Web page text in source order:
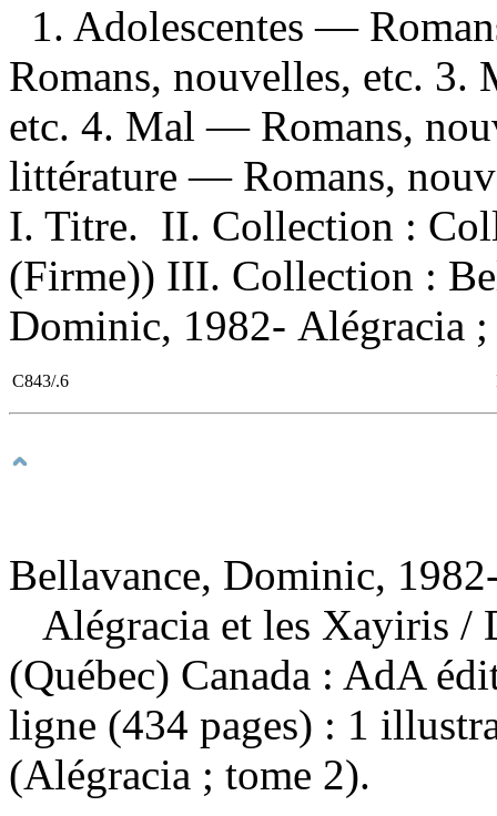
1. Adolescentes —
Romans, nouvelles, etc.
etc. 4. Mal — Romans,
littérature — Romans,
I. Titre. II. Collection :
(Firme)) III. Collection :
Dominic, 1982- Alégracia
C843/.6
Bellavance, Dominic,
Alégracia et les Xayiris /
(Québec) Canada : AdA
ligne (434 pages) : 1
(Alégracia ; tome 2).